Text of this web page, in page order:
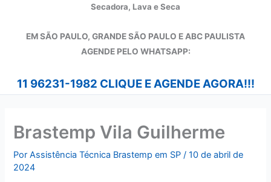
Secadora, Lava e Seca
EM SÃO PAULO, GRANDE SÃO PAULO E ABC PAULISTA
AGENDE PELO WHATSAPP:
11 96231-1982 CLIQUE E AGENDE AGORA!!!
Brastemp Vila Guilherme
PorAssistência Técnica Brastemp em SP /10 de abril de
2024